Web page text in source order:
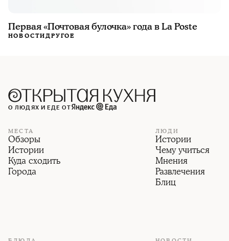
Первая «Почтовая булочка» года в La Poste
НОВОСТИДРУГОЕ
О ЛЮДЯХ И ЕДЕ ОТ
МЕСТА
Обзоры
Истории
Куда сходить
Города
ЛЮДИ
Истории
Чему учиться
Мнения
Развлечения
Блиц